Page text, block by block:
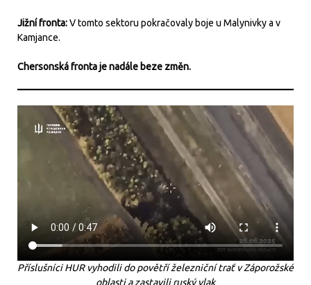
Jižní fronta:V tomto sektoru pokračovaly boje u Malynivky a v
Kamjance.
Chersonská fronta je nadále beze změn.
Příslušníci HUR vyhodili do povětří železniční trať v Záporožské
oblasti a zastavili ruský vlak